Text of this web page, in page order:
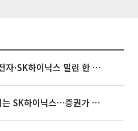
[베스트&워스트] 삼성전자·SK하이닉스 밀린 한 주…상상인증권은 85% 급등
'불안과 기대 사이' 널뛰는 SK하이닉스…증권가 "HBM4·LTA 기반 펀터멘털 견고"